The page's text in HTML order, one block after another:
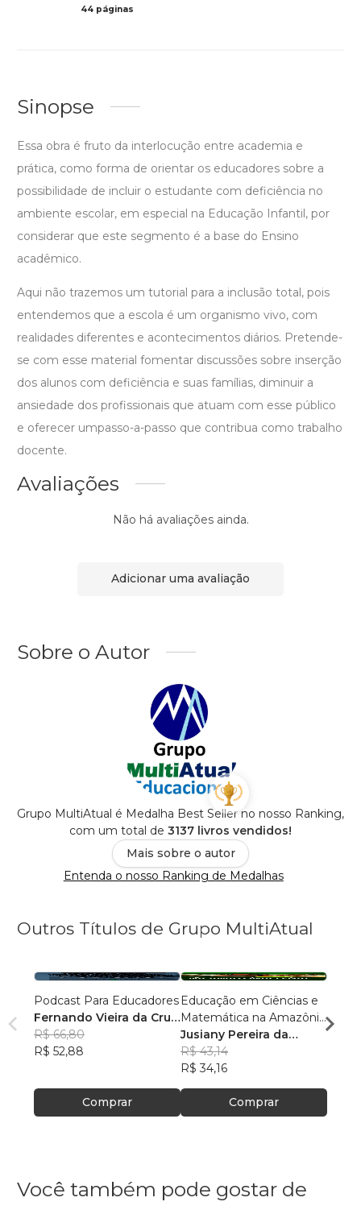
44 páginas
Sinopse
Essa obra é fruto da interlocução entre academia e
prática, como forma de orientar os educadores sobre a
possibilidade de incluir o estudante com deficiência no
ambiente escolar, em especial na Educação Infantil, por
considerar que este segmento é a base do Ensino
acadêmico.
Aqui não trazemos um tutorial para a inclusão total, pois
entendemos que a escola é um organismo vivo, com
realidades diferentes e acontecimentos diários. Pretende-
se com esse material fomentar discussões sobre inserção
dos alunos com deficiência e suas famílias, diminuir a
ansiedade dos profissionais que atuam com esse público
e oferecer umpasso-a-passo que contribua como trabalho
docente.
Avaliações
Não há avaliações ainda.
Adicionar uma avaliação
Sobre o Autor
Grupo MultiAtual é Medalha Best Seller no nosso Ranking,
com um total de 3137 livros vendidos!
Mais sobre o autor
Entenda o nosso Ranking de Medalhas
Outros Títulos de Grupo MultiAtual
Podcast Para Educadores
Fernando Vieira da Cruz
(Fernandinho Cruz)
R$ 66,80
R$ 52,88
Comprar
Educação em Ciências e
Matemática na Amazônia
Legal: Pesquisas e
Práticas Pedagógicas
Jusiany Pereira da
Cunha dos Santos
R$ 43,14
R$ 34,16
Comprar
Érica
Você também pode gostar de